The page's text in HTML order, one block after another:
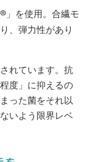
® 」を使用。合繊モ
、弾力性があり
れています。抗
度」に抑えるの
った菌をそれ以
いよう限界レベ